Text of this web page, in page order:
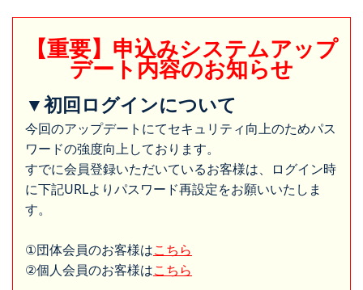
【重要】申込みシステムアップ
デート内容のお知らせ
▼初回ログインについて
今回のアップデートにてセキュリティ向上のためパス
ワードの強度向上しております。
すでに会員登録いただいているお客様は、ログイン時
に下記URLよりパスワード再設定をお願いいたしま
す。
①団体会員のお客様はこちら
②個人会員のお客様はこちら